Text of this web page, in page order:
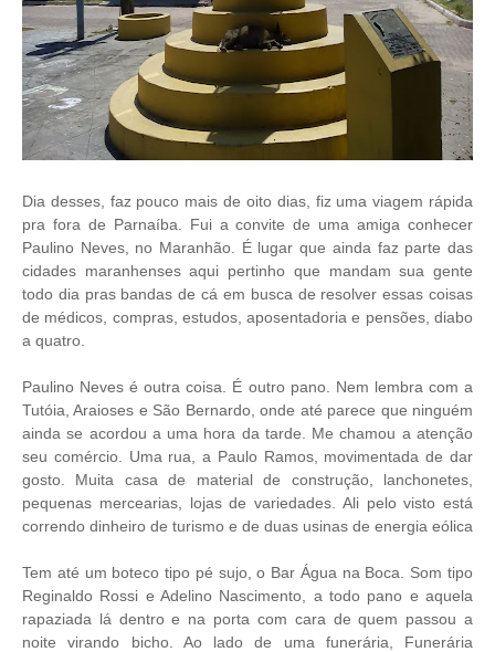
Dia desses, faz pouco mais de oito dias, fiz uma viagem rápida
pra fora de Parnaíba. Fui a convite de uma amiga conhecer
Paulino Neves, no Maranhão. É lugar que ainda faz parte das
cidades maranhenses aqui pertinho que mandam sua gente
todo dia pras bandas de cá em busca de resolver essas coisas
de médicos, compras, estudos,aposentadoria e pensões, diabo
a quatro.
Paulino Neves é outra coisa. É outro pano. Nem lembra com a
Tutóia, Araioses e São Bernardo, onde até parece que ninguém
ainda se acordou a uma hora da tarde. Me chamou a atenção
seu comércio. Uma rua, a Paulo Ramos, movimentada de dar
gosto. Muita casa de material de construção, lanchonetes,
pequenas mercearias, lojas de variedades. Ali pelo visto está
correndo dinheiro de turismo e de duas usinas de energia eólica
Tem até um boteco tipo pé sujo, o Bar Água na Boca. Som tipo
Reginaldo Rossi e Adelino Nascimento, a todo pano e aquela
rapaziada lá dentro e na porta com cara de quem passou a
noite virando bicho. Ao lado de uma funerária, Funerária